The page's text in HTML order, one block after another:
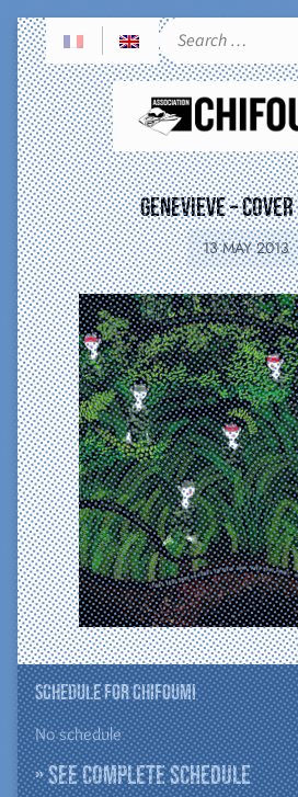
GENEVIEVE –
13 MAY 2013
Schedule for ChiFouMi
No schedule
» See complete schedule